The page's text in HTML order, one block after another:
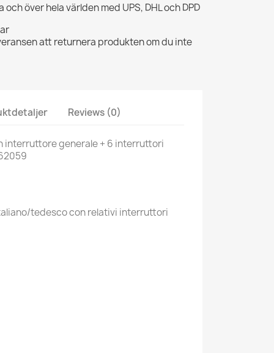
över hela världen med UPS, DHL och DPD
att returnera produkten om du inte
Reviews (0)
interruttore generale + 6 interruttori
tedesco con relativi interruttori